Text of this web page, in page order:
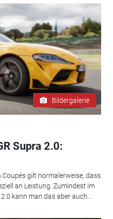
Bildergalerie
Supra 2.0:
gilt normalerweise, dass
an Leistung. Zumindest im
kann man das aber auch...